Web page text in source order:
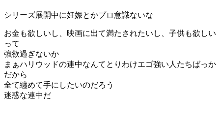
シリーズ展開中に妊娠とかプロ意識ないな
お金も欲しいし、映画に出て満たされたいし、子供も欲しい
って
強欲過ぎないか
まぁハリウッドの連中なんてとりわけエゴ強い人たちばっか
だから
全て纏めて手にしたいのだろう
迷惑な連中だ